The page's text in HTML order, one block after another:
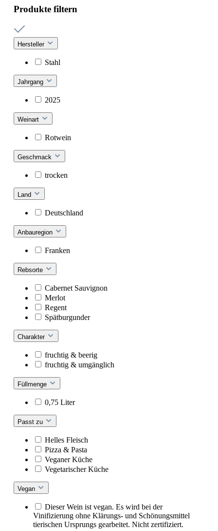
Produkte filtern
Hersteller
Stahl
Jahrgang
2025
Weinart
Rotwein
Geschmack
trocken
Land
Deutschland
Anbauregion
Franken
Rebsorte
Cabernet Sauvignon
Merlot
Regent
Spätburgunder
Charakter
fruchtig & beerig
fruchtig & umgänglich
Füllmenge
0,75 Liter
Passt zu
Helles Fleisch
Pizza & Pasta
Veganer Küche
Vegetarischer Küche
Vegan
Dieser Wein ist vegan. Es wird bei der
Vinifizierung ohne Klärungs- und Schönungsmittel
tierischen Ursprungs gearbeitet. Nicht zertifiziert.